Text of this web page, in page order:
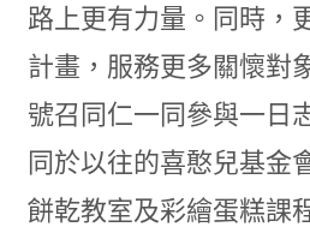
路上更有力量。同時，
計畫，服務更多關懷對
號召同仁一同參與一日
同於以往的喜憨兒基金
餅乾教室及彩繪蛋糕課